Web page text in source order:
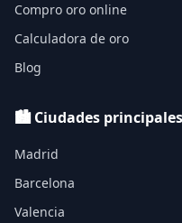
Compro oro online
Calculadora de oro
Blog
🏙️ Ciudades principales
Madrid
Barcelona
Valencia